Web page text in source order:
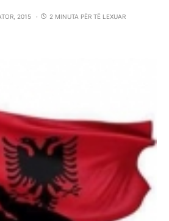
2015
2 MINUTA PËR TË LEXUAR